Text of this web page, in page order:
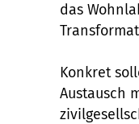
das
Konkret
Austausch